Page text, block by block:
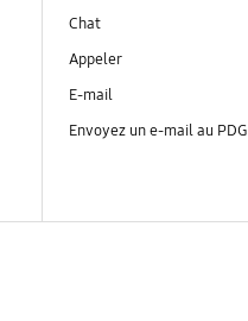
Chat
Appeler
E-mail
Envoyez un e-mail au PDG